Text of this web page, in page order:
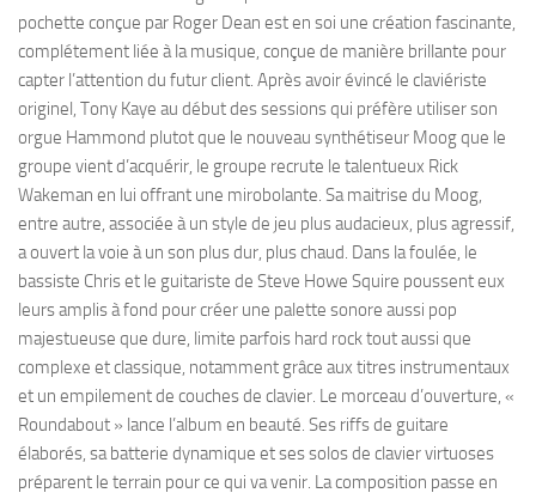
pochette conçue par Roger Dean est en soi une création fascinante,
complétement liée à la musique, conçue de manière brillante pour
capter l’attention du futur client. Après avoir évincé le claviériste
originel, Tony Kaye au début des sessions qui préfère utiliser son
orgue Hammond plutot que le nouveau synthétiseur Moog que le
groupe vient d’acquérir, le groupe recrute le talentueux Rick
Wakeman en lui offrant une mirobolante. Sa maitrise du Moog,
entre autre, associée à un style de jeu plus audacieux, plus agressif,
a ouvert la voie à un son plus dur, plus chaud. Dans la foulée, le
bassiste Chris et le guitariste de Steve Howe Squire poussent eux
leurs amplis à fond pour créer une palette sonore aussi pop
majestueuse que dure, limite parfois hard rock tout aussi que
complexe et classique, notamment grâce aux titres instrumentaux
et un empilement de couches de clavier. Le morceau d’ouverture, «
Roundabout » lance l’album en beauté. Ses riffs de guitare
élaborés, sa batterie dynamique et ses solos de clavier virtuoses
préparent le terrain pour ce qui va venir. La composition passe en